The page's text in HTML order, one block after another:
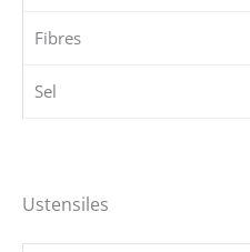
Fibres
Sel
Ustensiles